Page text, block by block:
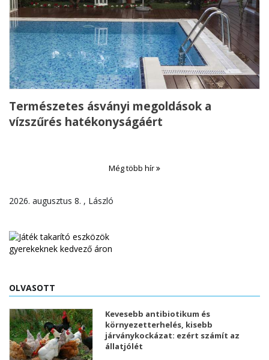
Természetes ásványi megoldások a
vízszűrés hatékonyságáért
Még több hír
2026. augusztus 8. , László
OLVASOTT
Kevesebb antibiotikum és
környezetterhelés, kisebb
járványkockázat: ezért számít az
állatjólét